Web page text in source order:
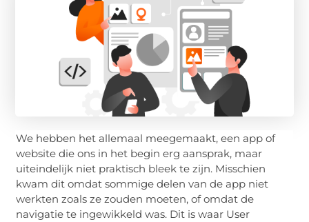
We hebben het allemaal meegemaakt, een app of
website die ons in het begin erg aansprak, maar
uiteindelijk niet praktisch bleek te zijn. Misschien
kwam dit omdat sommige delen van de app niet
werkten zoals ze zouden moeten, of omdat de
navigatie te ingewikkeld was. Dit is waar User